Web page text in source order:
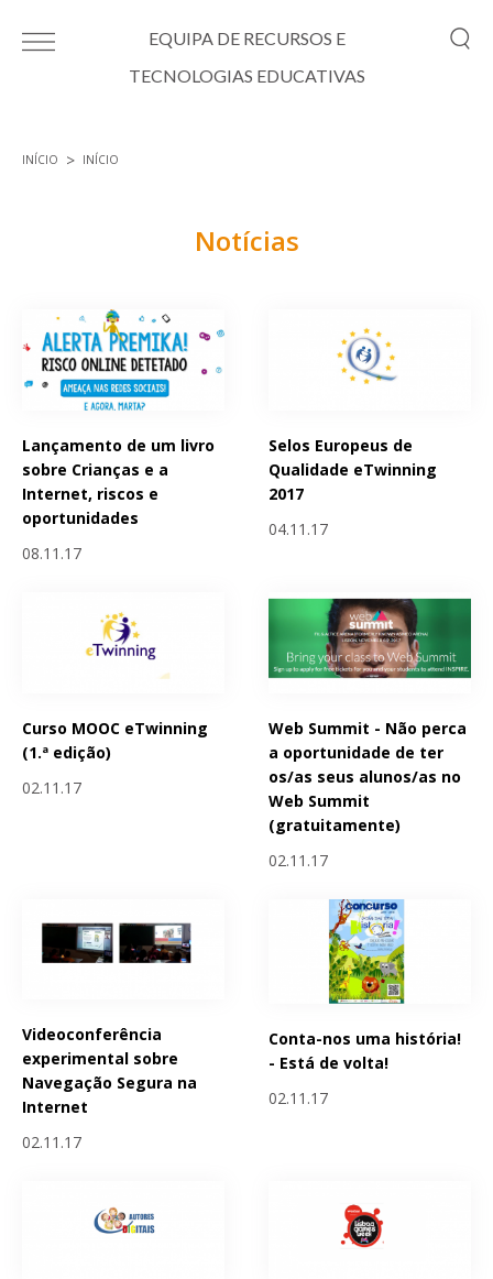
EQUIPA DE RECURSOS E
TECNOLOGIAS EDUCATIVAS
INÍCIO INÍCIO
Notícias
Lançamento de um livro
sobre Crianças e a
Internet, riscos e
oportunidades
08.11.17
Selos Europeus de
Qualidade eTwinning
2017
04.11.17
Curso MOOC eTwinning
(1.ª edição)
02.11.17
Web Summit - Não perca
a oportunidade de ter
os/as seus alunos/as no
Web Summit
(gratuitamente)
02.11.17
Videoconferência
experimental sobre
Navegação Segura na
Internet
02.11.17
Conta-nos uma história!
- Está de volta!
02.11.17
Páginas